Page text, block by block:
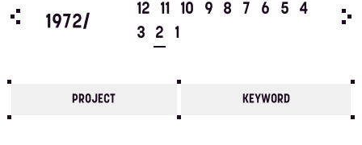
4
1972/
12 11 10 9 8 7 6 5
4
3
2 1
PROJECT KEYWORD